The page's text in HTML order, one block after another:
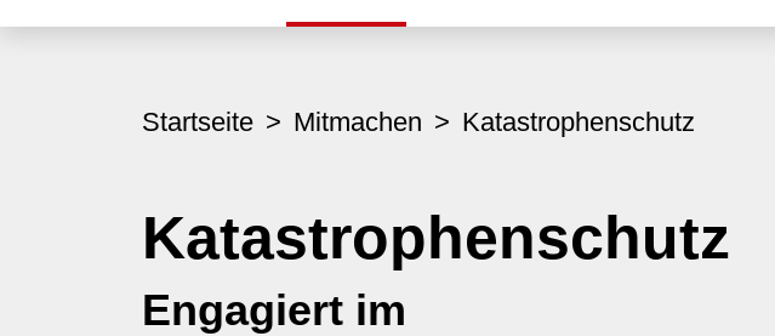
Startseite Mitmachen Katastrophenschutz
Katastrophenschutz
Engagiert im